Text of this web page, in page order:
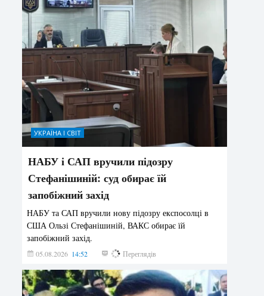
УКРАЇНА І СВІТ
НАБУ і САП вручили підозру
Стефанішиній: суд обирає їй
запобіжний захід
НАБУ та САП вручили нову підозру експосолці в
США Ользі Стефанішиній, ВАКС обирає їй
запобіжний захід.
05.08.2026 14:52 146 Переглядів